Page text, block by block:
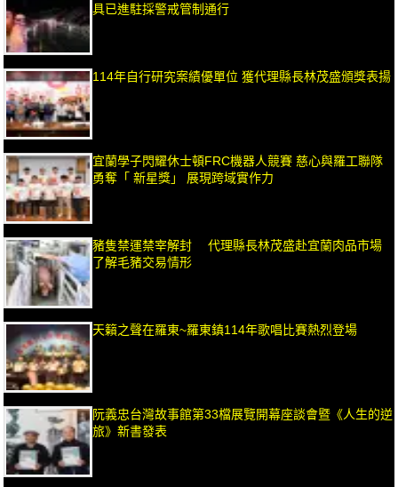
具已進駐採警戒管制通行
114年自行研究案績優單位 獲代理縣長林茂盛頒獎表揚
宜蘭學子閃耀休士頓FRC機器人競賽 慈心與羅工聯隊
勇奪「 新星獎」 展現跨域實作力
豬隻禁運禁宰解封 代理縣長林茂盛赴宜蘭肉品市場
了解毛豬交易情形
天籟之聲在羅東~羅東鎮114年歌唱比賽熱烈登場
阮義忠台灣故事館第33檔展覽開幕座談會暨《人生的逆
旅》新書發表